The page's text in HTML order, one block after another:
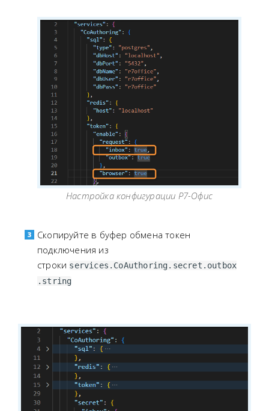
Настройка конфигурации Р7-Офис
Скопируйте в буфер обмена токен
подключения из
строки services.CoAuthoring.secret.outbox
.string